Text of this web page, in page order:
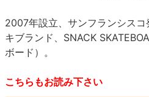
2007年設立、サンフランシス
キブランド、SNACK
ボード）。
こちらもお読み下さい
8.9inch
9.0inch以上
シェイプデッキ
9.0inch以上
110mm
30cm